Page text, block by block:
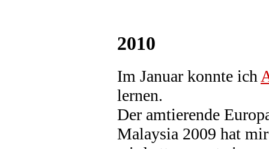
2010
Im Januar konnte ich
lernen.
Der amtierende
Malaysia 2009 hat